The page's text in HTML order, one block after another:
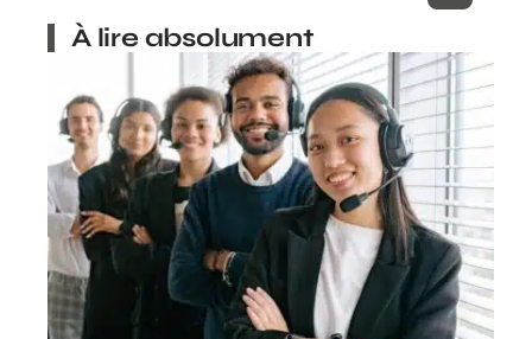
À lire absolument